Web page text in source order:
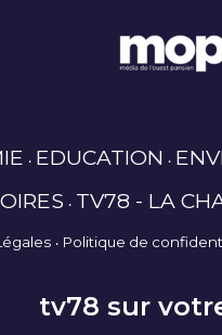
EDUCATION
TV78 - LA
Politique de
tv78 sur